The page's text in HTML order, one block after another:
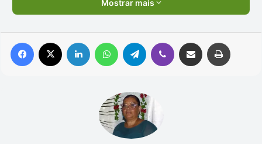
Mostrar mais
Facebook Linkedin WhatsAppTelegram Viber Compartilhar via e-mail